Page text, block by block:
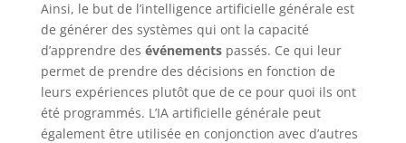
Ainsi, le but de l’intelligence artificielle générale est
de générer des systèmes qui ont la capacité
d’apprendre des événementspassés. Ce qui leur
permet de prendre des décisions en fonction de
leurs expériences plutôt que de ce pour quoi ils ont
été programmés. L’IA artificielle générale peut
également être utilisée en conjonction avec d’autres